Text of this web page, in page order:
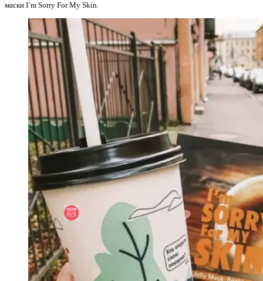
маски I`m Sorry For My Skin.